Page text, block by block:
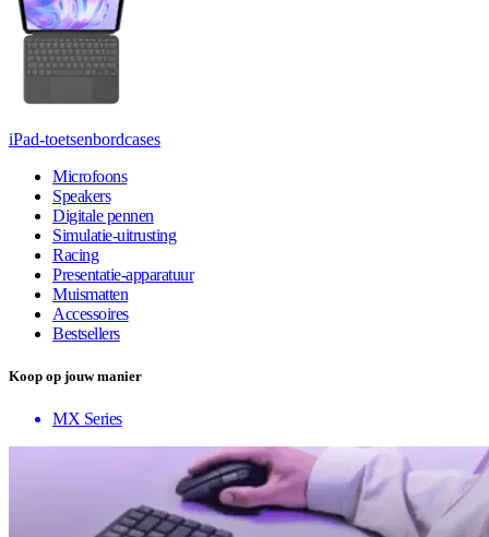
iPad-toetsenbordcases
Microfoons
Speakers
Digitale pennen
Simulatie-uitrusting
Racing
Presentatie-apparatuur
Muismatten
Accessoires
Bestsellers
Koop op jouw manier
MX Series